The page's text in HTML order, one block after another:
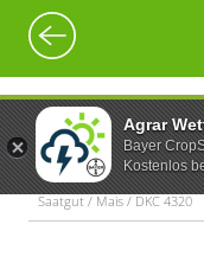
Agrar
Bayer
Kostenlos
Saatgut / Mais / DKC 4320